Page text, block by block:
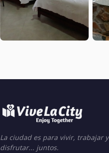
La ciudad es para vivir, trabajar y
disfrutar... juntos.